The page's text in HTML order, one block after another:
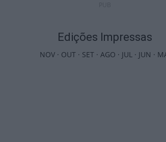
Edições Impressas
NOV· OUT· SET· AGO · JUL· JUN ·